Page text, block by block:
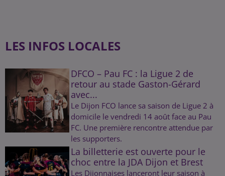
LES INFOS LOCALES
DFCO – Pau FC : la Ligue 2 de
retour au stade Gaston-Gérard
avec...
Le Dijon FCO lance sa saison de Ligue 2 à
domicile le vendredi 14 août face au Pau
FC. Une première rencontre attendue par
les supporters.
La billetterie est ouverte pour le
choc entre la JDA Dijon et Brest
Les Dijonnaises lanceront leur saison à